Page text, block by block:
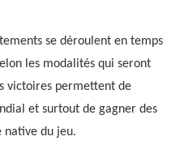
se déroulent en temps
les modalités qui seront
victoires permettent de
et surtout de gagner des
native du jeu.